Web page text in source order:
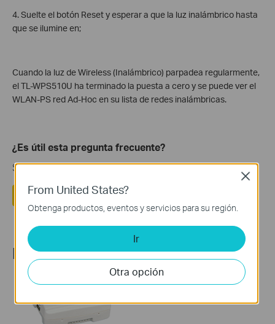
4. Suelte el botón Reset y esperar a que la luz inalámbrico hasta
que se ilumine en;
Cuando la luz de Wireless (Inalámbrico) parpadea regularmente,
el TL-WPS510U ha terminado la puesta a cero y se puede ver el
WLAN-PS red Ad-Hoc en su lista de redes inalámbricas.
¿Es útil esta pregunta frecuente?
Sus comentarios nos ayudan a mejorar este sitio.
Si No
Recommend Products
From United States?
Obtenga productos, eventos y servicios para su región.
Ir
Otra opción
Close